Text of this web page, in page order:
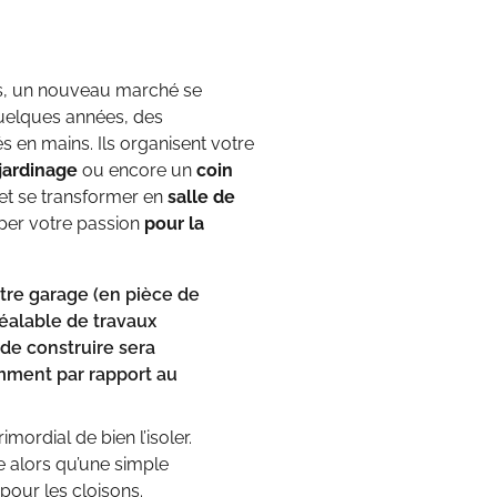
un nouveau marché se
années, des
en mains. Ils organisent votre
ou encore un coin
se transformer en salle de
votre passion pour la
garage (en pièce de
de travaux
construire sera
par rapport au
de bien l’isoler.
qu’une simple
les cloisons.